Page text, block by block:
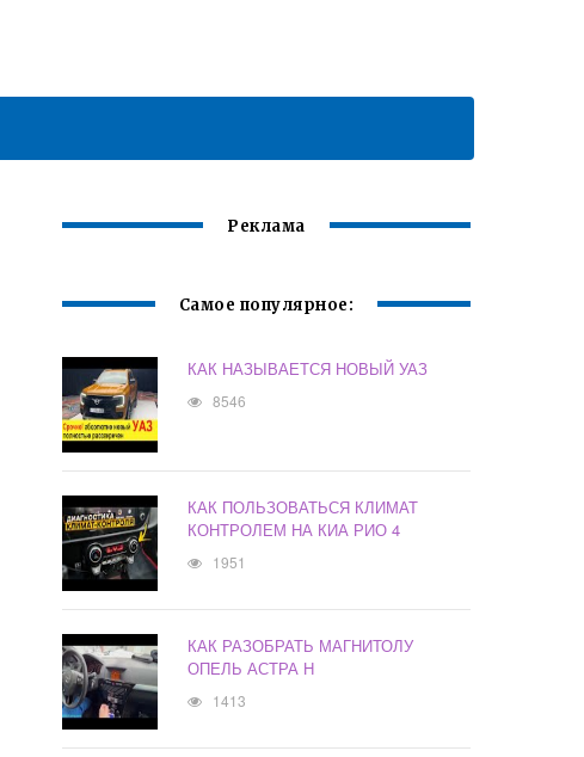
Реклама
Самое популярное:
КАК НАЗЫВАЕТСЯ НОВЫЙ УАЗ
8546
КАК ПОЛЬЗОВАТЬСЯ КЛИМАТ
КОНТРОЛЕМ НА КИА РИО 4
1951
КАК РАЗОБРАТЬ МАГНИТОЛУ
ОПЕЛЬ АСТРА H
1413